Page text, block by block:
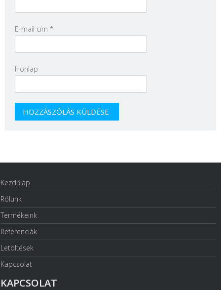
E-mail cím *
Honlap
Kezdőlap
Rólunk
Termékeink
Referenciák
Letöltések
Kapcsolat
KAPCSOLAT